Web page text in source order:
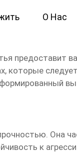
О Нас
предоставит
которые
Она
к